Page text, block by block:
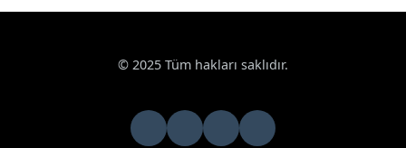
© 2025 Tüm hakları saklıdır.